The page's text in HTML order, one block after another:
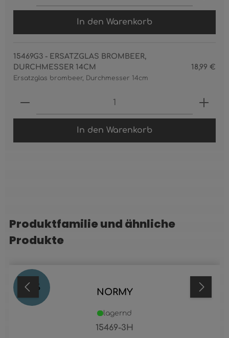
In den Warenkorb
15469G3 - ERSATZGLAS BROMBEER,
DURCHMESSER 14CM
Ersatzglas brombeer, Durchmesser 14cm
18,99 €
Produkt Anzahl: Gib den
In den Warenkorb
Produktgalerie überspringen
Produktfamilie und ähnliche
Produkte
25 % NORMY
15469-3H
lagernd